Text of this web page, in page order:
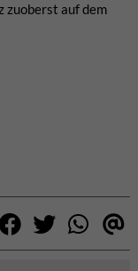
zuoberst auf dem